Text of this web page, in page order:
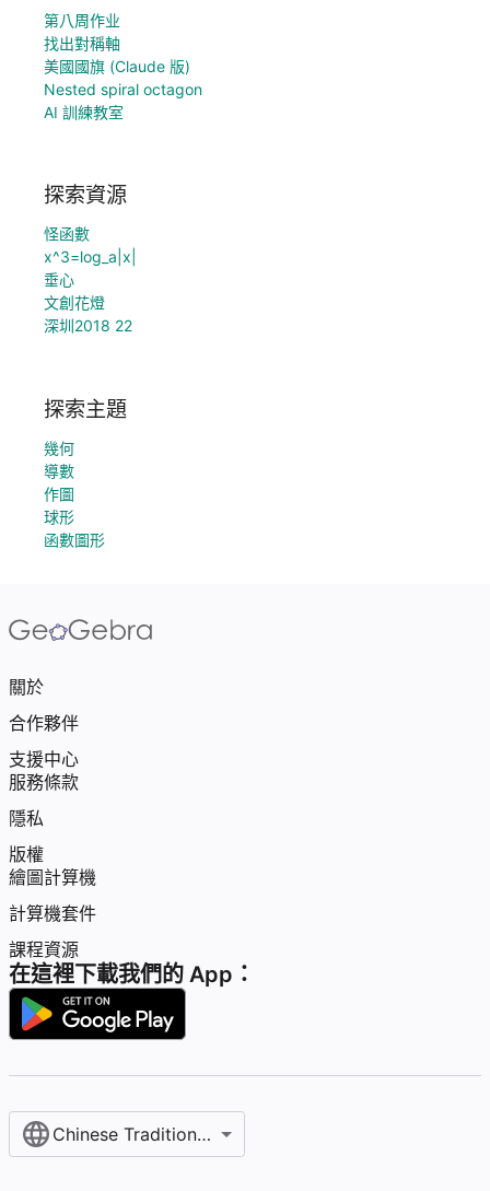
第八周作业
找出對稱軸
美國國旗 (Claude 版)
Nested spiral octagon
AI 訓練教室
探索資源
怪函數
x^3=log_a|x|
垂心
文創花燈
深圳2018 22
探索主題
幾何
導數
作圖
球形
函數圖形
關於
合作夥伴
支援中心
服務條款
隱私
版權
繪圖計算機
計算機套件
課程資源
在這裡下載我們的 App：
Chinese Traditional / 繁體中文